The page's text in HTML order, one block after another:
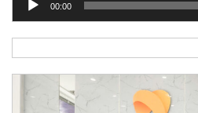
00:00